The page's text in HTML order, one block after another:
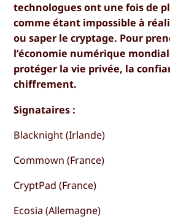
technologues ont une fois de
comme étant impossible à
ou saper le cryptage. Pour
l’économie numérique
protéger la vie privée, la
chiffrement.
Signataires :
Blacknight (Irlande)
Commown (France)
CryptPad (France)
Ecosia (Allemagne)